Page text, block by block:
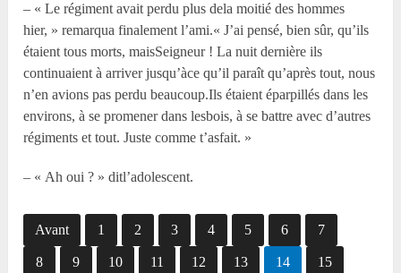
– « Le régiment avait perdu plus dela moitié des hommes
hier, » remarqua finalement l’ami.« J’ai pensé, bien sûr, qu’ils
étaient tous morts, maisSeigneur ! La nuit dernière ils
continuaient à arriver jusqu’àce qu’il paraît qu’après tout, nous
n’en avions pas perdu beaucoup.Ils étaient éparpillés dans les
environs, à se promener dans lesbois, à se battre avec d’autres
régiments et tout. Juste comme t’asfait. »
– « Ah oui ? » ditl’adolescent.
Avant 1 2 3 4 5 6 7
8 9 10 11 12 13 14 15